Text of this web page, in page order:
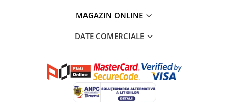
MAGAZIN ONLINE
DATE COMERCIALE